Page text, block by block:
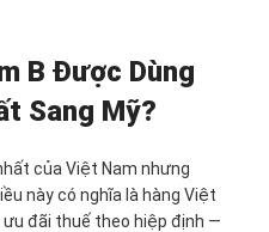
B Được Dùng
Sang Mỹ?
của Việt Nam nhưng
này có nghĩa là hàng Việt
đãi thuế theo hiệp định —